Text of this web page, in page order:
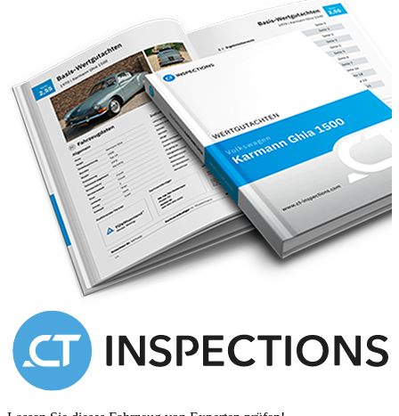
Bitte beachten Sie, dass für Besichtigungen der Fahrzeuge eine
Terminabsprache telefonisch unter +49-151-22657205 oder per E-
Mail unter info@movisti.de erforderlich ist.
Wir freuen uns auf Ihren Besuch!